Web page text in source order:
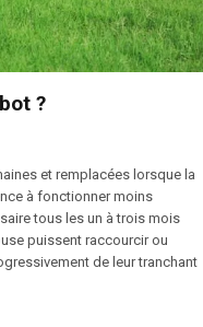
?
et remplacées lorsque la
à fonctionner moins
tous les un à trois mois
puissent raccourcir ou
de leur tranchant